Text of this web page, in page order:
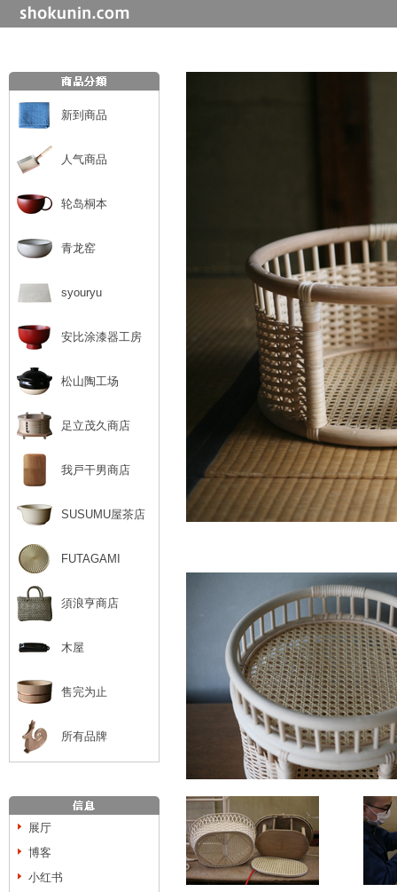
新到商品
人气商品
轮岛桐本
青龙窑
syouryu
安比涂漆器工房
松山陶工场
足立茂久商店
我戸干男商店
SUSUMU屋茶店
FUTAGAMI
須浪亨商店
木屋
售完为止
所有品牌
展厅
博客
小红书